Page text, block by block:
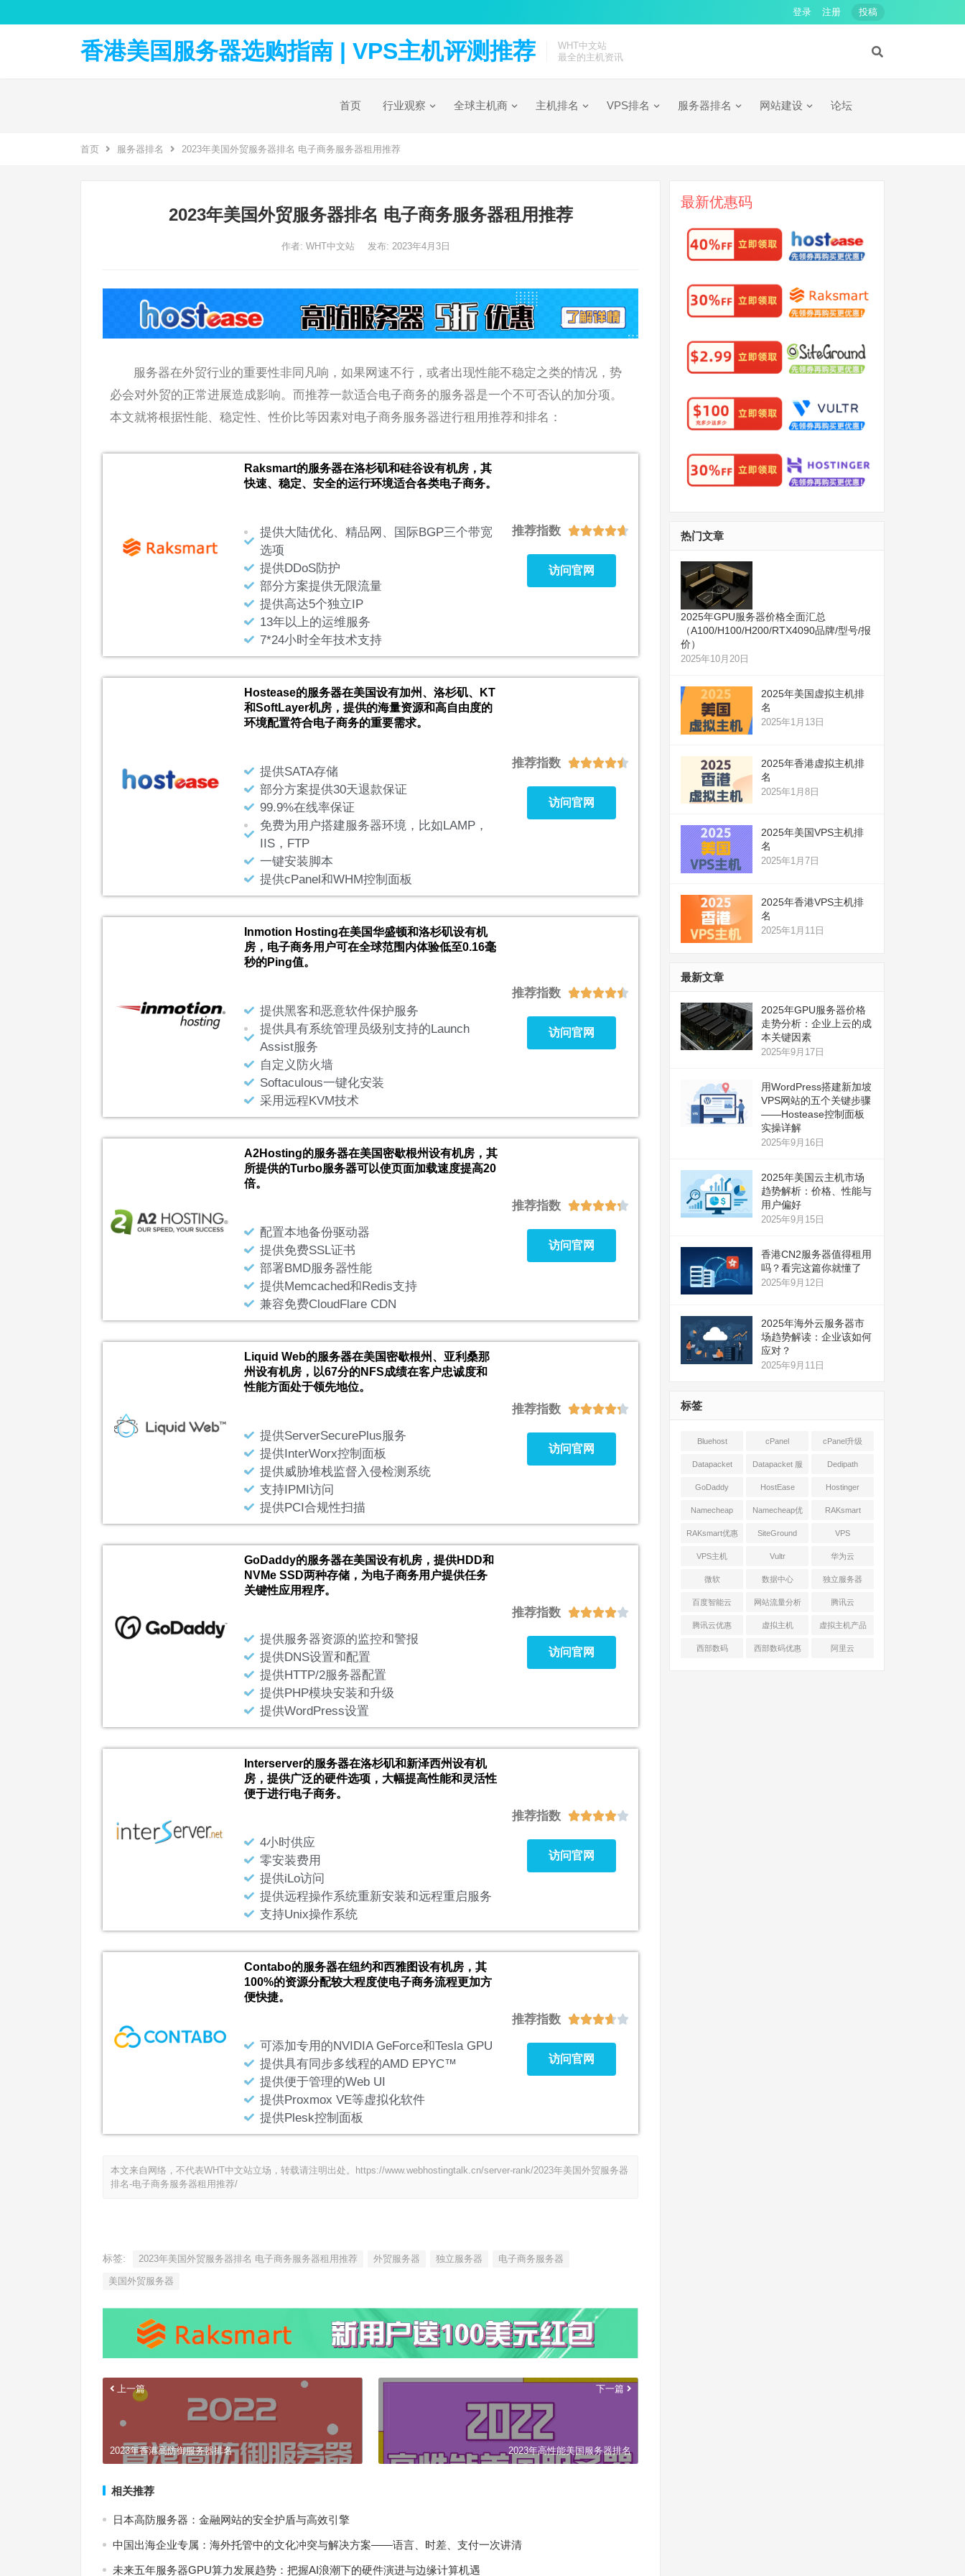
登录 注册 投稿
香港美国服务器选购指南 | VPS主机评测推荐
WHT中文站
最全的主机资讯
首页 行业观察 全球主机商 主机排名 VPS排名 服务器排名 网站建设 论坛
首页 服务器排名 2023年美国外贸服务器排名 电子商务服务器租用推荐
2023年美国外贸服务器排名 电子商务服务器租用推荐
作者: WHT中文站 发布: 2023年4月3日
服务器在外贸行业的重要性非同凡响，如果网速不行，或者出现性能不稳定之类的情况，势
必会对外贸的正常进展造成影响。而推荐一款适合电子商务的服务器是一个不可否认的加分项。
本文就将根据性能、稳定性、性价比等因素对电子商务服务器进行租用推荐和排名：
Raksmart的服务器在洛杉矶和硅谷设有机房，其
快速、稳定、安全的运行环境适合各类电子商务。
提供大陆优化、精品网、国际BGP三个带宽
选项
提供DDoS防护
部分方案提供无限流量
提供高达5个独立IP
13年以上的运维服务
7*24小时全年技术支持
推荐指数 
访问官网
Hostease的服务器在美国设有加州、洛杉矶、KT
和SoftLayer机房，提供的海量资源和高自由度的
环境配置符合电子商务的重要需求。
提供SATA存储
部分方案提供30天退款保证
99.9%在线率保证
免费为用户搭建服务器环境，比如LAMP，
IIS，FTP
一键安装脚本
提供cPanel和WHM控制面板
推荐指数 
访问官网
Inmotion Hosting在美国华盛顿和洛杉矶设有机
房，电子商务用户可在全球范围内体验低至0.16毫
秒的Ping值。
提供黑客和恶意软件保护服务
提供具有系统管理员级别支持的Launch
Assist服务
自定义防火墙
Softaculous一键化安装
采用远程KVM技术
推荐指数 
访问官网
A2Hosting的服务器在美国密歇根州设有机房，其
所提供的Turbo服务器可以使页面加载速度提高20
倍。
配置本地备份驱动器
提供免费SSL证书
部署BMD服务器性能
提供Memcached和Redis支持
兼容免费CloudFlare CDN
推荐指数 
访问官网
Liquid Web的服务器在美国密歇根州、亚利桑那
州设有机房，以67分的NFS成绩在客户忠诚度和
性能方面处于领先地位。
提供ServerSecurePlus服务
提供InterWorx控制面板
提供威胁堆栈监督入侵检测系统
支持IPMI访问
提供PCI合规性扫描
推荐指数 
访问官网
GoDaddy的服务器在美国设有机房，提供HDD和
NVMe SSD两种存储，为电子商务用户提供任务
关键性应用程序。
提供服务器资源的监控和警报
提供DNS设置和配置
提供HTTP/2服务器配置
提供PHP模块安装和升级
提供WordPress设置
推荐指数 
访问官网
Interserver的服务器在洛杉矶和新泽西州设有机
房，提供广泛的硬件选项，大幅提高性能和灵活性
便于进行电子商务。
4小时供应
零安装费用
提供iLo访问
提供远程操作系统重新安装和远程重启服务
支持Unix操作系统
推荐指数 
访问官网
Contabo的服务器在纽约和西雅图设有机房，其
100%的资源分配较大程度使电子商务流程更加方
便快捷。
可添加专用的NVIDIA GeForce和Tesla GPU
提供具有同步多线程的AMD EPYC™
提供便于管理的Web UI
提供Proxmox VE等虚拟化软件
提供Plesk控制面板
推荐指数 
访问官网
本文来自网络，不代表WHT中文站立场，转载请注明出处。
https://www.webhostingtalk.cn/server-rank/2023年美国外贸服务器
排名-电子商务服务器租用推荐/
标签: 2023年美国外贸服务器排名 电子商务服务器租用推荐 外贸服务器 独立服务器 电子商务服务器
美国外贸服务器
上一篇
2023年香港高防御服务器排名
下一篇
2023年高性能美国服务器排名
相关推荐
日本高防服务器：金融网站的安全护盾与高效引擎
中国出海企业专属：海外托管中的文化冲突与解决方案——语言、时差、支付一次讲清
未来五年服务器GPU算力发展趋势：把握AI浪潮下的硬件演进与边缘计算机遇
最新优惠码
热门文章
2025年GPU服务器价格全面汇总
（A100/H100/H200/RTX4090品牌/型号/报
价）
2025年10月20日
2025年美国虚拟主机排
名
2025年1月13日
2025年香港虚拟主机排
名
2025年1月8日
2025年美国VPS主机排
名
2025年1月7日
2025年香港VPS主机排
名
2025年1月11日
最新文章
2025年GPU服务器价格
走势分析：企业上云的成
本关键因素
2025年9月17日
用WordPress搭建新加坡
VPS网站的五个关键步骤
——Hostease控制面板
实操详解
2025年9月16日
2025年美国云主机市场
趋势解析：价格、性能与
用户偏好
2025年9月15日
香港CN2服务器值得租用
吗？看完这篇你就懂了
2025年9月12日
2025年海外云服务器市
场趋势解读：企业该如何
应对？
2025年9月11日
标签
Bluehost cPanel cPanel升级
Datapacket Datapacket 服
务器
Dedipath
GoDaddy HostEase Hostinger
Namecheap Namecheap优
惠
RAKsmart
RAKsmart优惠 SiteGround VPS
VPS主机 Vultr 华为云
微软 数据中心 独立服务器
百度智能云 网站流量分析 腾讯云
腾讯云优惠 虚拟主机 虚拟主机产品
对比
西部数码 西部数码优惠 阿里云